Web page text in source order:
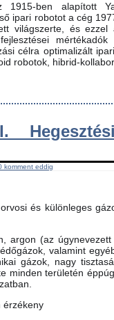
ben alapított
ipari robotot a cég
világszerte, és ezzel
mértékadók
célra optimalizált
robotok, hibrid-
komment eddig
és különleges
argon (az
valamint
gázok, nagy
minden területén
érzékeny